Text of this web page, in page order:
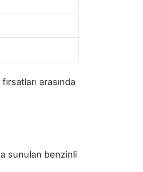
arasında
sunulan benzinli